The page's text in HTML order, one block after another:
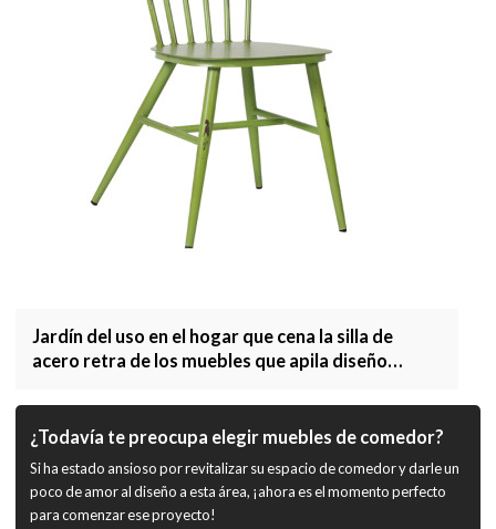
Jardín del uso en el hogar que cena la silla de
acero retra de los muebles que apila diseño
¿Todavía te preocupa elegir muebles de comedor?
Si ha estado ansioso por revitalizar su espacio de comedor y darle un
poco de amor al diseño a esta área, ¡ahora es el momento perfecto
para comenzar ese proyecto!